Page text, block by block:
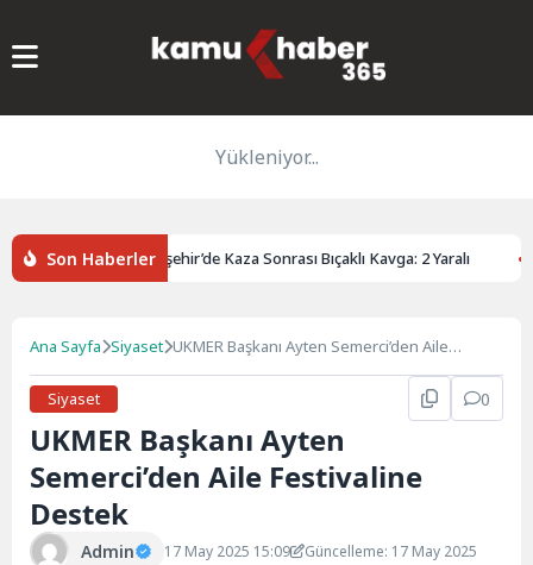
Yükleniyor...
Son HaberlerEskişehir’de Kaza Sonrası Bıçaklı Kavga: 2 Yaralı
Ana Sayfa Siyaset UKMER Başkanı Ayten Semerci’den Aile
Siyaset
0
UKMER Başkanı Ayten
Semerci’den Aile Festivaline
Destek
Admin 17 May 2025 15:09
Güncelleme: 17 May 2025